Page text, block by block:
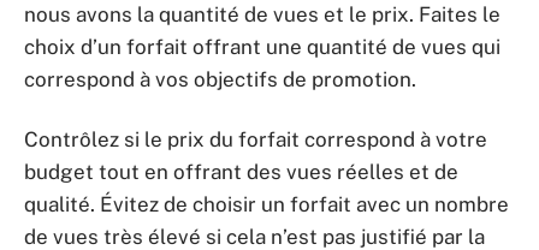
nous avons la quantité de vues et le prix. Faites le
choix d’un forfait offrant une quantité de vues qui
correspond à vos objectifs de promotion.
Contrôlez si le prix du forfait correspond à votre
budget tout en offrant des vues réelles et de
qualité. Évitez de choisir un forfait avec un nombre
de vues très élevé si cela n’est pas justifié par la